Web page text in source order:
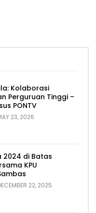
Kolaborasi
Perguruan Tinggi –
PONTV
23, 2026
2024 di Batas
KPU
22, 2025